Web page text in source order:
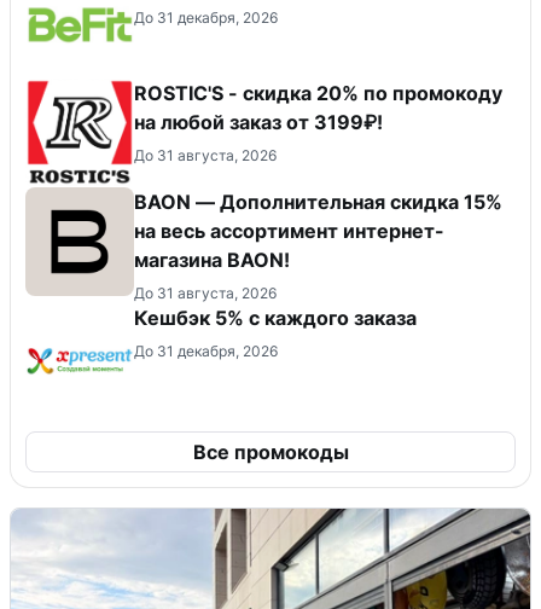
До 31 декабря, 2026
ROSTIC'S - скидка 20% по промокоду
на любой заказ от 3199₽!
До 31 августа, 2026
BAON — Дополнительная скидка 15%
на весь ассортимент интернет-
магазина BAON!
До 31 августа, 2026
Кешбэк 5% с каждого заказа
До 31 декабря, 2026
Все промокоды